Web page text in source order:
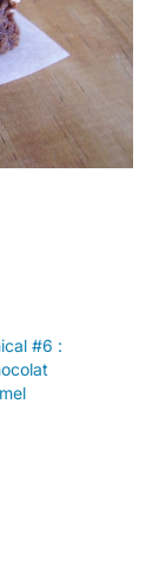
#6 :